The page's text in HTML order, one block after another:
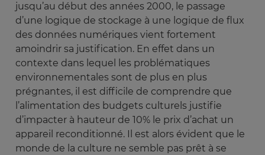
jusqu’au début des années 2000, le passage
d’une logique de stockage à une logique de flux
des données numériques vient fortement
amoindrir sa justification. En effet dans un
contexte dans lequel les problématiques
environnementales sont de plus en plus
prégnantes, il est difficile de comprendre que
l’alimentation des budgets culturels justifie
d’impacter à hauteur de 10% le prix d’achat un
appareil reconditionné. Il est alors évident que le
monde de la culture ne semble pas prêt à se